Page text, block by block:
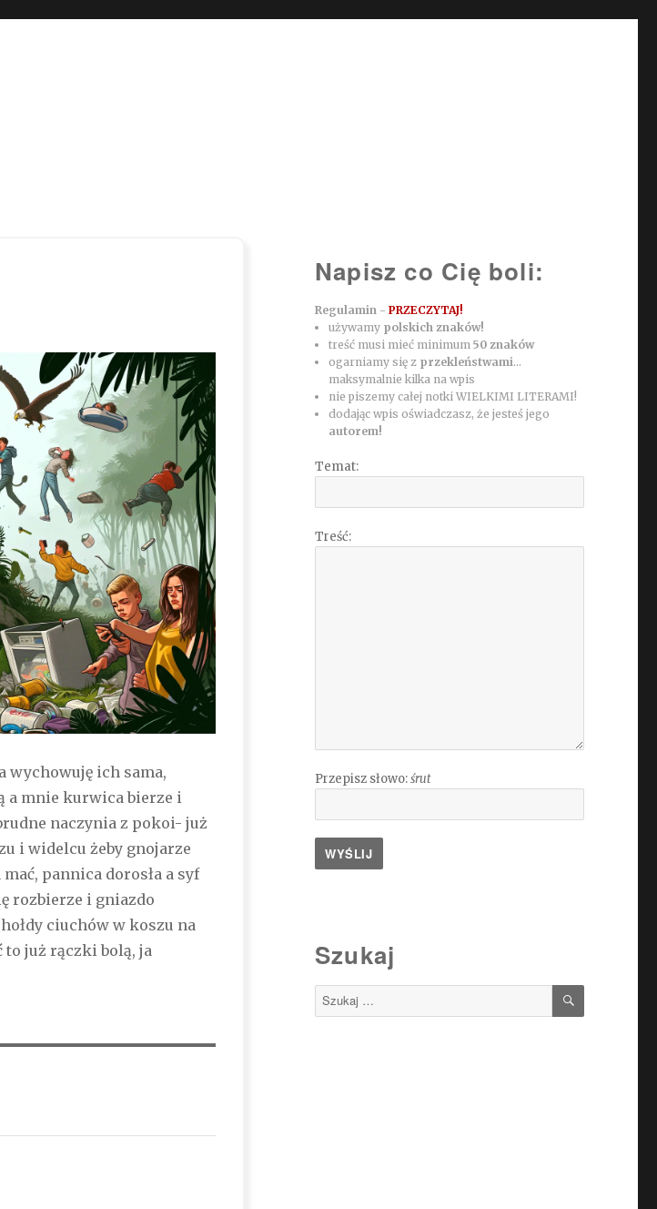
wychowuję ich sama,
a mnie kurwica bierze i
naczynia z pokoi- już
i widelcu żeby gnojarze
pannica dorosła a syf
rozbierze i gniazdo
ciuchów w koszu na
już rączki bolą, ja
Napisz co Cię boli:
Regulamin - PRZECZYTAJ!
używamy polskich znaków!
treść musi mieć minimum 50 znaków
ogarniamy się z przekleństwami...
maksymalnie kilka na wpis
nie piszemy całej notki WIELKIMI LITERAMI!
dodając wpis oświadczasz, że jesteś jego
autorem!
Temat:
Treść:
Przepisz słowo:śrut
Szukaj
Szukaj: SZUKAJ